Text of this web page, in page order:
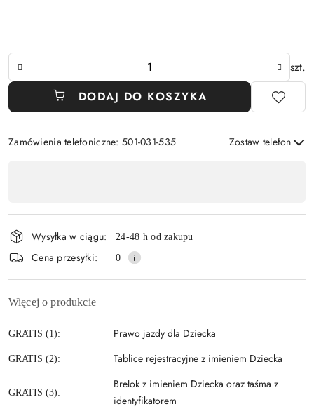
szt.
DODAJ DO KOSZYKA
Zamówienia telefoniczne: 501-031-535 Zostaw telefon
płatność
i
dostawa
Wysyłka w ciągu: 24-48 h od zakupu
Cena przesyłki: 0
Więcej o produkcie
GRATIS (1): Prawo jazdy dla Dziecka
GRATIS (2): Tablice rejestracyjne z imieniem Dziecka
GRATIS (3):
Brelok z imieniem Dziecka oraz taśma z
identyfikatorem